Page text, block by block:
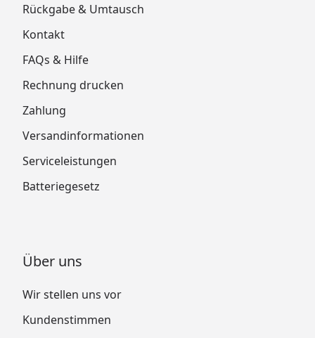
Rückgabe & Umtausch
Kontakt
FAQs & Hilfe
Rechnung drucken
Zahlung
Versandinformationen
Serviceleistungen
Batteriegesetz
Über uns
Wir stellen uns vor
Kundenstimmen